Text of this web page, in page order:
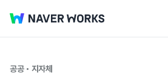
공공・지자체